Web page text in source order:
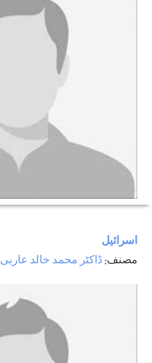
اسرائیل
مصنف:ڈاکٹر محمد خالد عاربی